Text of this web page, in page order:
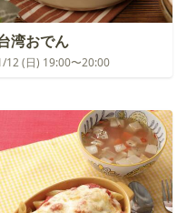
湾おでん
12 (日) 19:00〜20:00